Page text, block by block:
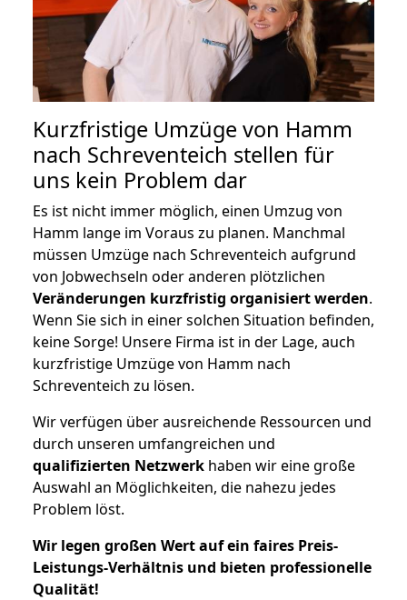
Kurzfristige Umzüge von Hamm
nach Schreventeich stellen für
uns kein Problem dar
Es ist nicht immer möglich, einen Umzug von
Hamm lange im Voraus zu planen. Manchmal
müssen Umzüge nach Schreventeich aufgrund
von Jobwechseln oder anderen plötzlichen
Veränderungen kurzfristig organisiert werden.
Wenn Sie sich in einer solchen Situation befinden,
keine Sorge! Unsere Firma ist in der Lage, auch
kurzfristige Umzüge von Hamm nach
Schreventeich zu lösen.
Wir verfügen über ausreichende Ressourcen und
durch unseren umfangreichen und
qualifizierten Netzwerk haben wir eine große
Auswahl an Möglichkeiten, die nahezu jedes
Problem löst.
Wir legen großen Wert auf ein faires Preis-
Leistungs-Verhältnis und bieten professionelle
Qualität!